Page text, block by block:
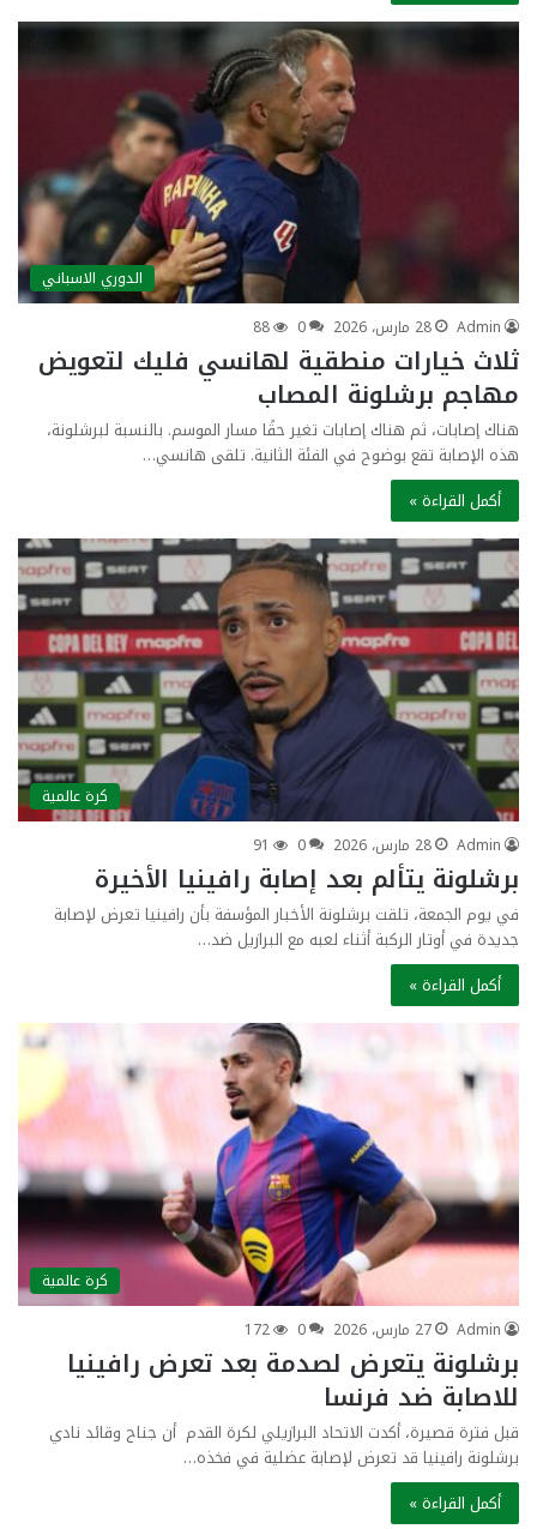
الدوري الاسباني
Admin
28 مارس، 2026 0
88
ثلاث خيارات منطقية لهانسي فليك لتعويض
مهاجم برشلونة المصاب
هناك إصابات، ثم هناك إصابات تغير حقًا مسار الموسم. بالنسبة لبرشلونة،
هذه الإصابة تقع بوضوح في الفئة الثانية. تلقى هانسي…
أكمل القراءة »
كرة عالمية
Admin
28 مارس، 2026 0
91
برشلونة يتألم بعد إصابة رافينيا الأخيرة
في يوم الجمعة، تلقت برشلونة الأخبار المؤسفة بأن رافينيا تعرض لإصابة
جديدة في أوتار الركبة أثناء لعبه مع البرازيل ضد…
أكمل القراءة »
كرة عالمية
Admin
27 مارس، 2026 0
172
برشلونة يتعرض لصدمة بعد تعرض رافينيا
للاصابة ضد فرنسا
قبل فترة قصيرة، أكدت الاتحاد البرازيلي لكرة القدم أن جناح وقائد نادي
برشلونة رافينيا قد تعرض لإصابة عضلية في فخذه…
أكمل القراءة »